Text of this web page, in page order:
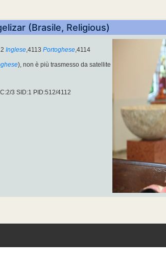
(Brasile, Religious)
Inglese,4113 Portoghese,4114
), non è più trasmesso da satellite
3 SID:1 PID:512/4112